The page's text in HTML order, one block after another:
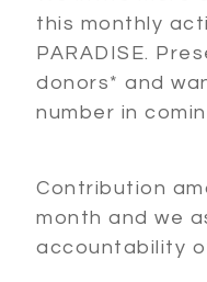
this monthly
PARADISE.
donors* and
number in
Contribution
month and we
accountability